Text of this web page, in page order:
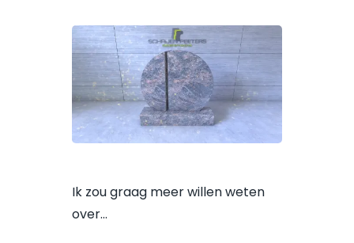
Ik zou graag meer willen weten
over…